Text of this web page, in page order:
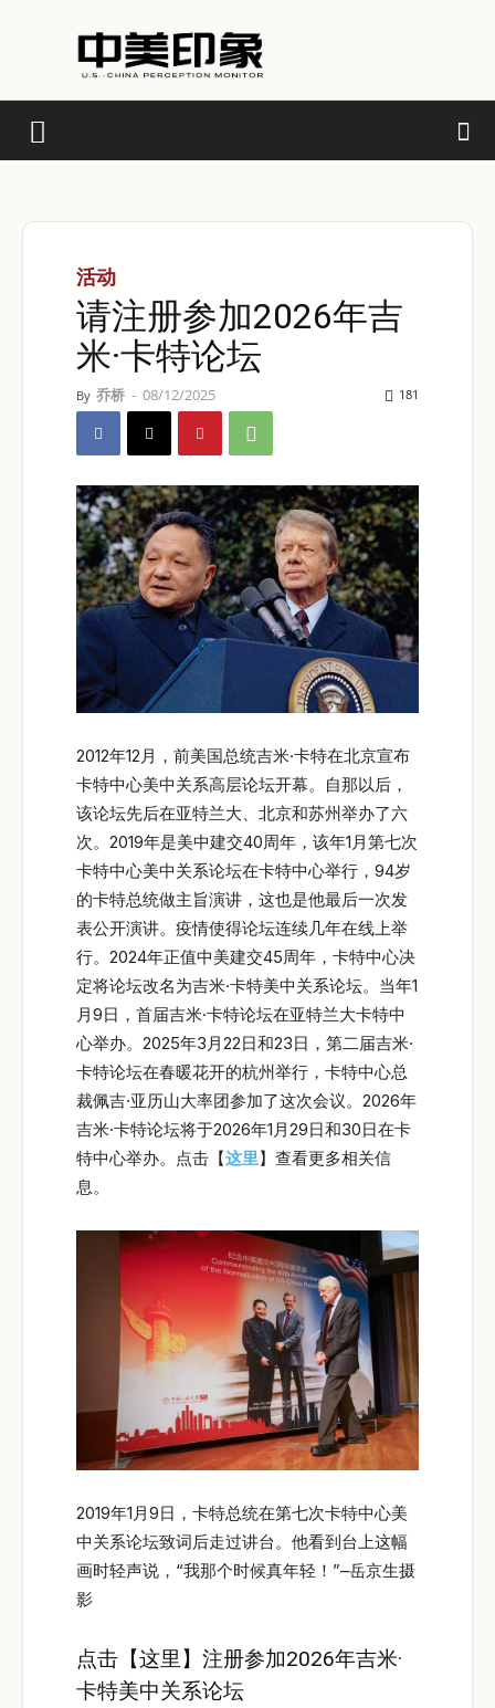
活动
请注册参加2026年吉
米·卡特论坛
By 乔桥 - 08/12/2025 181
2012年12月，前美国总统吉米·卡特在北京宣布
卡特中心美中关系高层论坛开幕。自那以后，
该论坛先后在亚特兰大、北京和苏州举办了六
次。2019年是美中建交40周年，该年1月第七次
卡特中心美中关系论坛在卡特中心举行，94岁
的卡特总统做主旨演讲，这也是他最后一次发
表公开演讲。疫情使得论坛连续几年在线上举
行。2024年正值中美建交45周年，卡特中心决
定将论坛改名为吉米·卡特美中关系论坛。当年1
月9日，首届吉米·卡特论坛在亚特兰大卡特中
心举办。2025年3月22日和23日，第二届吉米·
卡特论坛在春暖花开的杭州举行，卡特中心总
裁佩吉·亚历山大率团参加了这次会议。2026年
吉米·卡特论坛将于2026年1月29日和30日在卡
特中心举办。点击【这里】查看更多相关信
息。
2019年1月9日，卡特总统在第七次卡特中心美
中关系论坛致词后走过讲台。他看到台上这幅
画时轻声说，“我那个时候真年轻！”–岳京生摄
影
点击【这里 】注册参加2026年吉米·
卡特美中关系论坛